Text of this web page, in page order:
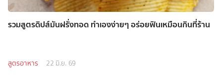
รวมสูตรดิปส์มันฝรั่งทอด ทำเองง่ายๆ อร่อยฟินเหมือนกินที่ร้าน
สูตรอาหาร 22 มิ.ย. 69